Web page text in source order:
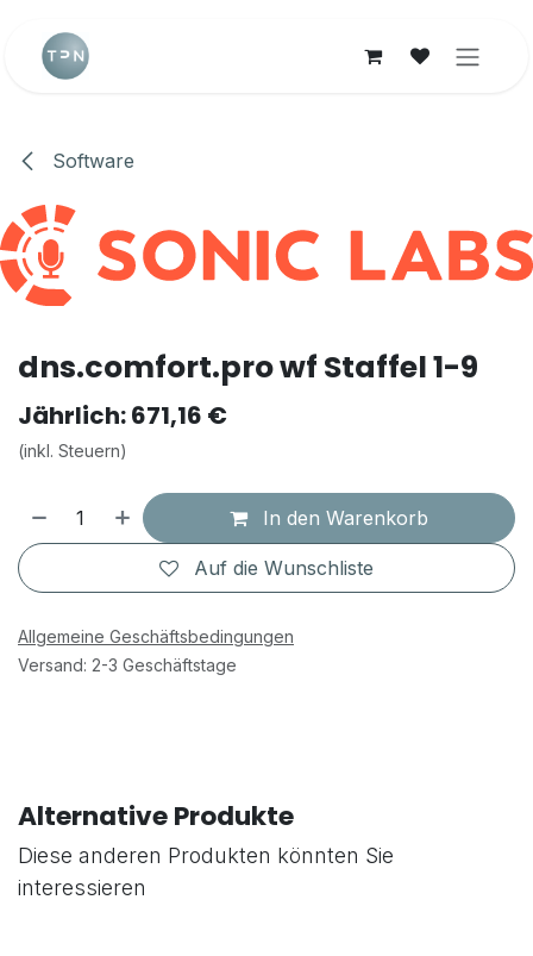
Software
dns.comfort.pro wf Staffel 1-9
Jährlich: 671,16 €
(inkl. Steuern)
In den Warenkorb
Auf die Wunschliste
Allgemeine Geschäftsbedingungen
Versand: 2-3 Geschäftstage
Alternative Produkte
Diese anderen Produkten könnten Sie
interessieren